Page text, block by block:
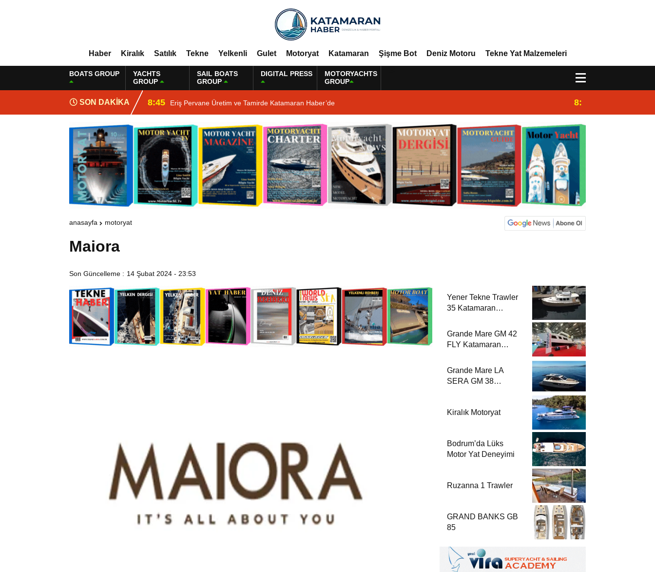
Haber Kiralık Satılık Tekne Yelkenli Gulet Motoryat Katamaran Şişme Bot Deniz Motoru Tekne Yat Malzemeleri
BOATS GROUP
YACHTS
GROUP
SAIL BOATS
GROUP
DIGITAL PRESS
MOTORYACHTS
GROUP
SON DAKİKA 8:45 Eriş Pervane Üretim ve Tamirde Katamaran Haber’de 8:29
anasayfa motoryat
Maiora
Son Güncelleme : 14 Şubat 2024 - 23:53
Yener Tekne Trawler
35 Katamaran
Grande Mare GM 42
FLY Katamaran
Grande Mare LA
SERA GM 38
Kiralık Motoryat
Bodrum’da Lüks
Motor Yat Deneyimi
Ruzanna 1 Trawler
GRAND BANKS GB
85